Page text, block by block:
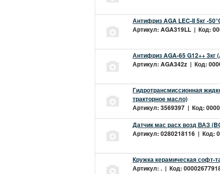
Антифриз AGA LEC-II 5кг -
Артикул: AGA319LL | Код:
Антифриз AGA-65 G12++ 3кг
Артикул: AGA342z | Код:
Гидротрансмиссионная
тракторное масло)
Артикул: 3569397 | Код:
Датчик мас расх возд ВАЗ
Артикул: 0280218116 | Код:
Кружка керамическая софт-
Артикул: . | Код: